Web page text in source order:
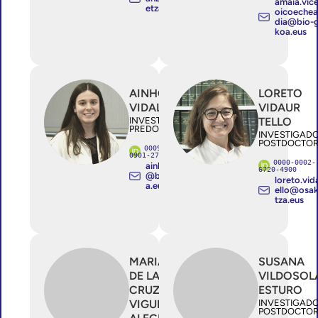
etza.eus
dia@bio-
koa.eus
AINHOA
VIDAL GIL
INVESTIGADOR/A
PREDOCTORAL
0009-0006-
0901-2739
ainhoa.vidalgil
@bio-gipuzko
a.eus
LORETO
VIDAUR
TELLO
0000-0002-
6720-4900
tza.eus
MARIA
DE LA
CRUZ
VIGURIA
SUSANA
ESTURO